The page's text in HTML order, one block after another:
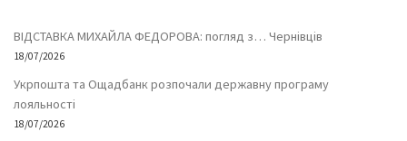
ВІДСТАВКА МИХАЙЛА ФЕДОРОВА: погляд з… Чернівців
18/07/2026
Укрпошта та Ощадбанк розпочали державну програму
лояльності
18/07/2026